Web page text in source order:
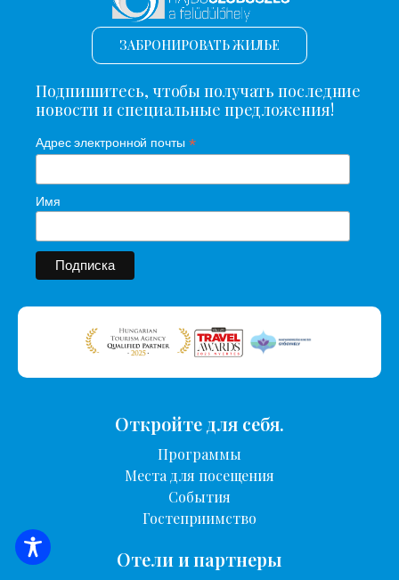
ПОИСК ЖИЛЬЯ
ЗАБРОНИРОВАТЬ ЖИЛЬЕ
Подпишитесь, чтобы получать последние
новости и специальные предложения!
Адрес электронной почты *
Имя
Откройте для себя.
Программы
Места для посещения
События
Гостеприимство
Отели и партнеры